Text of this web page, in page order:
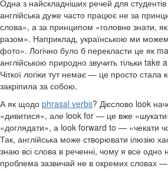
Одна з найскладніших речей для
англійська дуже часто працює не за
слова», а за принципом «головне знати,
разом». Наприклад, українською ми
фото». Логічно було б перекласти це як
англійською природно звучить тільки
Чіткої логіки тут немає — це просто стала
закріпила за собою.
А як щодо phrasal verbs? Дієслово look
«дивитися», але look for — це вже
«доглядати», а look forward to — «чекати
Так, англійська може створювати ілюзію
знаю всі слова в реченні, чому я все
проблема зазвичай не в окремих словах